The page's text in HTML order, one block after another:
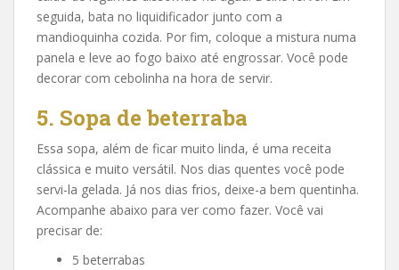
seguida, bata no liquidificador junto com a
mandioquinha cozida. Por fim, coloque a mistura numa
panela e leve ao fogo baixo até engrossar. Você pode
decorar com cebolinha na hora de servir.
5. Sopa de beterraba
Essa sopa, além de ficar muito linda, é uma receita
clássica e muito versátil. Nos dias quentes você pode
servi-la gelada. Já nos dias frios, deixe-a bem quentinha.
Acompanhe abaixo para ver como fazer. Você vai
precisar de:
5 beterrabas